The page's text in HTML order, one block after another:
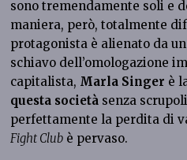
sono tremendamente soli e
maniera, però, totalmente
protagonista è alienato da
schiavo dell’omologazione
capitalista, Marla Singer è
questa società senza
perfettamente la perdita di
Fight Club è pervaso.